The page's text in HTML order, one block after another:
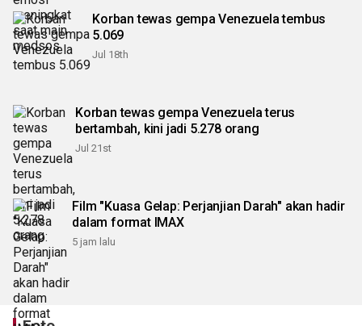
Korban tewas gempa Venezuela tembus
5.069
Jul 18th
Korban tewas gempa Venezuela terus
bertambah, kini jadi 5.278 orang
Jul 21st
Film "Kuasa Gelap: Perjanjian Darah" akan hadir
dalam format IMAX
5 jam lalu